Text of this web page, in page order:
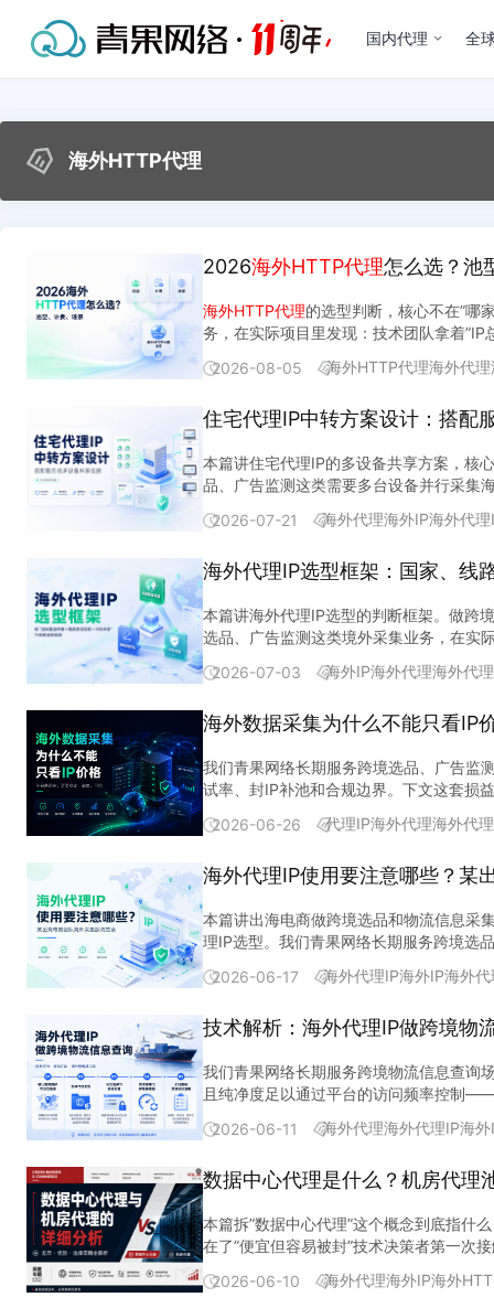
国内代理 全
海外HTTP代理
2026海外HTTP代理怎么选？池
海外HTTP代理的选型判断，核心不在”哪
务，在实际项目里发现：技术团队拿着
研时，通常第一步就是列一张参数对比表
对IP类型不敏感的目标，白花一倍成本 计费模型(按量vs按通道vs按流量) 业务的流量消耗模式和并发需求 高并发用按量提取，单通道上限卡脖子；低频稳定用按通道，通道
一层选错，后面的优化都是修修补补。下
池和住宅池两种资源池，对应的不是”质
网络的全球HTTP短效代理超级池按量计
的采集目标。我们青果网络的全球HTTP短效代
源：青果网络官网) 9元/GB(来源：青果网络官网) 通道提取月费 ¥159/通道/月(来源：青果网络官网) ¥189/通道/月(来源：青果网络官网) 适合场
标不区分IP类型的场景 实际选型判断：先看你的采集目标对IP来源有没有区分能力。做跨境选品抓商品列表，大部分电商平台对机房IP的访问频次控制相对宽松，超级池就
够；做海外广告效果监测，需要模拟真实
型，第二道分叉是计费模型。我们青果网
消耗扣减。适合采集量波动大、不需要固定并发通道的业务。 资源池 起步规格 单价 有效期 单次提取上限 超级池
稳定并发的业务。超级池¥159/通道/月，
45天(来源：青果网络官网) 三种模型的选择逻辑： 业务特征 适配计费模型 理由 采集量波动大，有高峰有低谷 按量提取 高峰多用、低谷少用，不浪费固定通道费 7×24持续
采集，并发稳定 按通道提取 通道费固定，不因流量波动产生额外成本 每次请求需要不同出口IP 按流量(
取(小规格) 超级池10GB/¥99即可启动测试(来源：青果网络官网) 大流量阶梯降价是关键：做跨境选品、海外
梯9元/GB(来源：青果网络官网)。阶梯价
定性是技术决策者最关心的第三根轴。但
新窗口(来源：青果实践观测，2025年
持：全球HTTP代理支持HTTP、HTTPS
议转换。 地域覆盖：覆盖200+国家地区(
转，这层网络架构成本要提前算进去。
代理和隧道代理两种产品类型，核心区别在IP切换逻辑： 维度 青果全球HTTP短效代理 青果全球HTTP隧道代理 IP切换方式 提
求自动换IP，无需手动管理 适合场景 需要在一个IP上完成多步操作(登录后采集、分页翻页)的短会话任务 每次请求独立、不需要IP持续保持的高频采集 计费方式 按量提取或
按通道提取 按请求数或按流量 工程成本 需要自行管理IP池、调度轮换 IP调度由服务端完成，接入更简单 按请求数价格(超级池) —— ¥380/月，请求数2(来源：青果网络官
网) 按请求数价格(住宅池) —— ¥480/月，请求数2(来源：青果网络官网) 判断口诀：如果你的采集任务是”拿到IP→发几个请求→丢掉IP→拿下一个”，隧道代理更省事；如果
是”拿到IP→在这个IP上做一组连续操作→
海外隧道代理按流量计费和短效代理按量
在价格。 做海外数据采集，本篇判断怎
的三重匹配。 基于这条判断，选型落到
效代理超级池按量提取是起步选项，9.9
需要真实住宅环境出口的场景，青果的全
品都仅支持在境外网络环境下使用。 池型
2026-08-05 海外HTTP代理海外代理
住宅代理IP中转方案设计：搭配
本篇讲住宅代理IP的多设备共享方案，核
品、广告监测这类需要多台设备并行采
设备数一旦上去，三个工程成本会线性增长： 成本类型 直连模式的问题 中转模式怎么解决 认证管理 每台设备单独配账密或白名单，改一次密码要改N台 中转
败，不知道是代理的问题还是设备自己的问题 中转层统一记日志，故
增长后的工程必需品。 重要边界：本文
中，境内服务器做中转走不通。 中转架构该怎么画?整套方案分三层，请求从
请求，不直接持有代理认证 中转服务器层 代理转发服务（Squid、Nginx、3proxy等） 境外云服务器 统一持有代理认证，做请求转发、带宽分配、日志记录 住宅代理层 住宅
代理IP服务 代理服务商 提供真实住宅IP出口，协议支持HTTP、
跳数）配置按并发设备数定：10台以内1
IP（来源：青果网络官网）。在中转架构
的转发配置中写入账密。这一段只配一次，所有终端设备的请求经
IP不需要加。中转服务器IP变动时只改一
段：终端设备→中转服务器（本地认证） 中转服务器对终端设备做访问控制，常
ACL配置即可实现。不建议中转服务器完
个通道对应2Mbps带宽。10台设备并发
道转发附加10元/通道/月。 思路二：按流
起，1000GB档可降至9元/GB（来源：青果网络官网）
置请求频率上限：住宅代理的单次提取上
每天采集量稳定的场景，通道模式月费可
转服务器上直接用curl测试： curl -x http
IP，说明代理认证没通过或转发配置有误
https：//httpbin.org/ip 返回的IP应该和第
2026-07-21 海外代理海外IP海外代理
海外代理IP选型框架：国家、线
本篇讲海外代理IP选型的判断框架。做跨
选品、广告监测这类境外采集业务，在实
勉强成立，但放到海外采集场景就会失效
覆盖到了”，更不等于“覆盖到了且IP类型匹配”
的IP深度够用 国家覆盖精度怎么判断？国家覆盖精度指的不是“支持多少个国家”，而是“目标国家有多少可用IP、IP分布是否覆盖主要城市和运营商”。 举个跨境选品的例子：
做东南亚市场的商品列表采集，需要的是
商品价格、库存信息就不是目标市场的真实数据。 判断国家覆盖精度的三个动作： 动
接口查询指定国家可用IP数 测目标国家出口真实性 确认IP地理位置与标注一致 用第三方IP归属地查询工具抽测10-20个IP 跑目标站点实际采集 确认能正常访问目标国家的本
只是前提，精度需要你在自己的目标国家
问题。 维度 超级池（机房IP）（来源：青果网络官网） 住宅池（住宅IP）（来源：青果网络官网） IP来源 数据中心分配 真实住宅宽带分配 采集目标对IP类型的判定 部分站
点对机房IP段有访问频次限制 贴近真实用户访问环境，被判定为异常请求的概率更
结果区域差异分析、社交平台公开数据采集 价格基线（按量计费） 9.9元/GB起 19.9元/GB起 大流量阶梯 1000GB档3.5元/GB 1000GB档9元/GB 选型判断的关键：看
标对IP类型的判定逻辑，不是看价格差。
致，数据失真但很难被发现。这不是IP“不好用”，是线路类型不匹配。 IP纯净度有没有可测的标准？纯
在企业级实践中把海外IP纯净度收敛为两
有问题，不是采集策略的锅。 指标二：
网），在这个窗口内IP应该保持可用；如果存活期内就被限制，说明
个静态参数，它与采集目标强相关。同一
要在自己的真实任务上跑数据。 日更600
够用，再选超级池压成本，纯净度在商品
本可控。 场景二：海外广告效果监测 优
心市场。 推荐组合：海外短效代理·住宅
2026-07-03 海外IP海外代理海外代
海外数据采集为什么不能只看IP
我们青果网络长期服务跨境选品、广告监
试率、封IP补池和合规边界。下文这套损
最低的方案如果重试率高出30%，实际消
便宜，但算上A方案额外消耗的运维排查
发。 海外代理IP的价格差，背后到底差在哪?差在池型、纯净度维护成本和合规投入三件事上。 海外代理IP主要分两个池型：机房超级池和住宅池。两者价格差距明显，但差
距不是”好坏”而是”用途”。 对比维度 机房超级池 住宅池 典型单价 3元/G起（来源：青果网络官网） 7元/G起（来源：青果网络官网） IP来源 数据中心机房 真实住宅网络出口
适配场景 商品列表批量抓取、公开数据采集等对
名单同步 住宅IP天然纯净度高，但池规模受限 被识别风险 部分目标站点对机房IP段有识别策略 与普通用户访问无差异，识别难度高 价格差的第一层是池型差
子，纯净度高，单价自然高于”低价走量
低价方案往往在合规投入上做了裁剪，短
任何跨境采集项目在选型前，都应先确认自身的网络环境和合规要求能否匹配。 单价便
排查工时、项目延迟损失。 无效流量消耗。 业务成功率每下降1个百分点，实际流量消耗就要上浮。企业级采集任务通常有重试机制，目标站点返回403、429或空响应时，
爬虫会自动重试。池纯净度不够的方案
2024-2025，样本=数百家跨境选品客户
延迟损失。 跨境选品有时间窗口，广告
成本在报价单里看不到，但决策者心里有
式做损益评估，比对着价格表逐行比价有
2026-06-26 代理IP海外代理海外代
海外代理IP使用要注意哪些？某
本篇讲出海电商做跨境选品和物流信息采
理IP选型。我们青果网络长期服务跨境选
背景是：某跨境电商SaaS服务商，日常
率骤降到60%以下，大量请求返回403或
定逻辑：前三天是“新IP蜜月期”，第四天
站点对IP类型（机房还是住宅）的判定逻
机房池和住宅池，到底什么时候该用哪
大概60%是商品列表页的批量抓取（页面
对IP类型不敏感 机房超级池（成本低） 商品详情深度采集 页面大、需渲染、单次请求流量高 高，对住宅IP有明显偏好 住宅池（通过率高） 60%的请求量（列表抓取）完全
是“场景适配”关系。高频批量、目标站点
会出问题。 两条采集线跑同一个代理通道，会出什么问题？第二个坑解决了“机房池vs住宅池”的选择，但团队很快踩进第三个坑：他们的选品采集和物流信息采集共用同一条
代理通道。 物流信息采集的特征是：请
高、IP轮换快、单次请求生命周期短。 两条线共用同一条通道，带来的问题是
2026-06-17 海外代理IP海外IP海外代
技术解析：海外代理IP做跨境物
我们青果网络长期服务跨境物流信息查询
且纯净度足以通过平台的访问频率控制
上： 约束 具体表现 对代理的要求 地域访问限制 部分海外物流平台仅对特定国家/地区IP返回完整物流信息，非目标地域的IP会被重定向或返回空数据 代理出口IP必须落在目
的IP可能已被物流平台标记，即使地域正确也查不到数据 代理的
标平台清单：常见的跨境物流平台覆盖欧
整；再用非目标国家的IP测一次，看是否
组，后续分别配置对应地域的代理出口
式可选（以下数据均来源：青果网络官网）： 维度 海外短效代理 海外隧道代理 IP 轮换方式 按存活时间自动轮换，存活 1–60 分钟（不限流量套餐 5–1440 分
2026-06-11 海外代理海外代理IP海外
数据中心代理是什么？机房代理
本篇拆”数据中心代理”这个概念到底指什
在了”便宜但容易被封”技术决策者第一次
模式，那么IP是机房出口还是住宅出口，
2026-06-10 海外代理海外IP海外